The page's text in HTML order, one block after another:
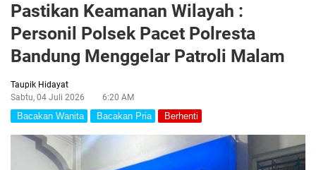
Pastikan Keamanan Wilayah :
Personil Polsek Pacet Polresta
Bandung Menggelar Patroli Malam
Taupik Hidayat
Sabtu, 04 Juli 2026
6:20 AM
Bacakan Wanita Bacakan Pria Berhenti